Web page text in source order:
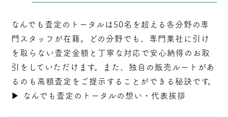
なんでも査定のトータルは50名を超える各分野の専
門スタッフが在籍。どの分野でも、専門業社に引け
を取らない査定 金額と丁寧な対応で安心納得のお取
引をしていただけます。また、独自の販売ルートがあ
るのも高額査定をご提示することができる秘訣です。
▶︎
なんでも査定のトータルの想い・代表挨拶